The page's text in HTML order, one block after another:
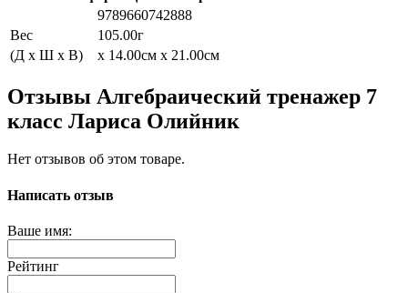
9789660742888
Вес
105.00г
(Д x Ш x В)
x 14.00см x 21.00см
Отзывы Алгебраический тренажер 7
класс Лариса Олийник
Нет отзывов об этом товаре.
Написать отзыв
Ваше имя:
Рейтинг